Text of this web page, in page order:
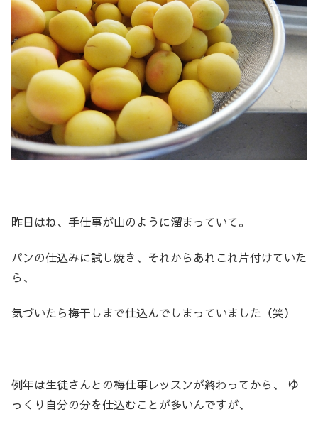
昨日はね、手仕事が山のように溜まっていて。
パンの仕込みに試し焼き、それからあれこれ片付けていた
ら、
気づいたら梅干しまで仕込んでしまっていました（笑）
例年は生徒さんとの梅仕事レッスンが終わってから、 ゆ
っくり自分の分を仕込むことが多いんですが、